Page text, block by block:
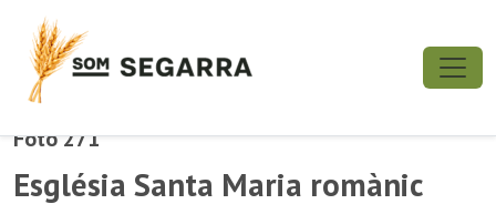
Foto 271
Església Santa Maria romànic